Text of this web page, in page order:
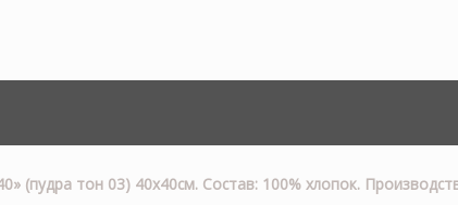
(пудра тон 03) 40х40см. Состав: 100% хлопок.